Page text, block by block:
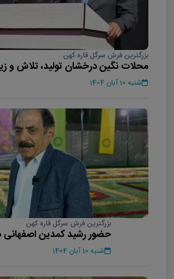
بزرگترین فرش سرگل قاره کهن
محلات نگین درخشان تولید، تلاش و
است
شنبه 10 آبان 1404
بزرگترین فرش سرگل قاره کهن
حضور رشید کمدین اصفهانی
شنبه 10 آبان 1404